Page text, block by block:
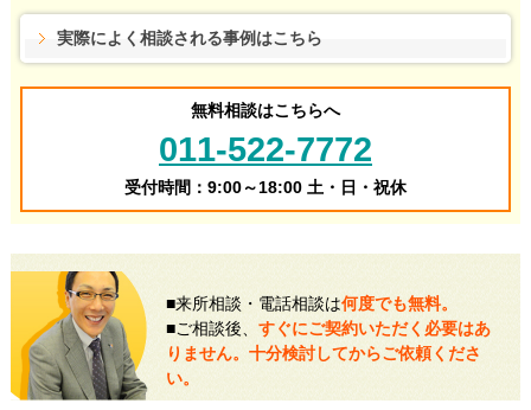
実際によく相談される事例はこちら
無料相談はこちらへ
011-522-7772
受付時間：9:00～18:00 土・日・祝休
■来所相談・電話相談は何度でも無料。
■ご相談後、 すぐにご契約いただく必要はあ
りません。十分検討してからご依頼くださ
い。